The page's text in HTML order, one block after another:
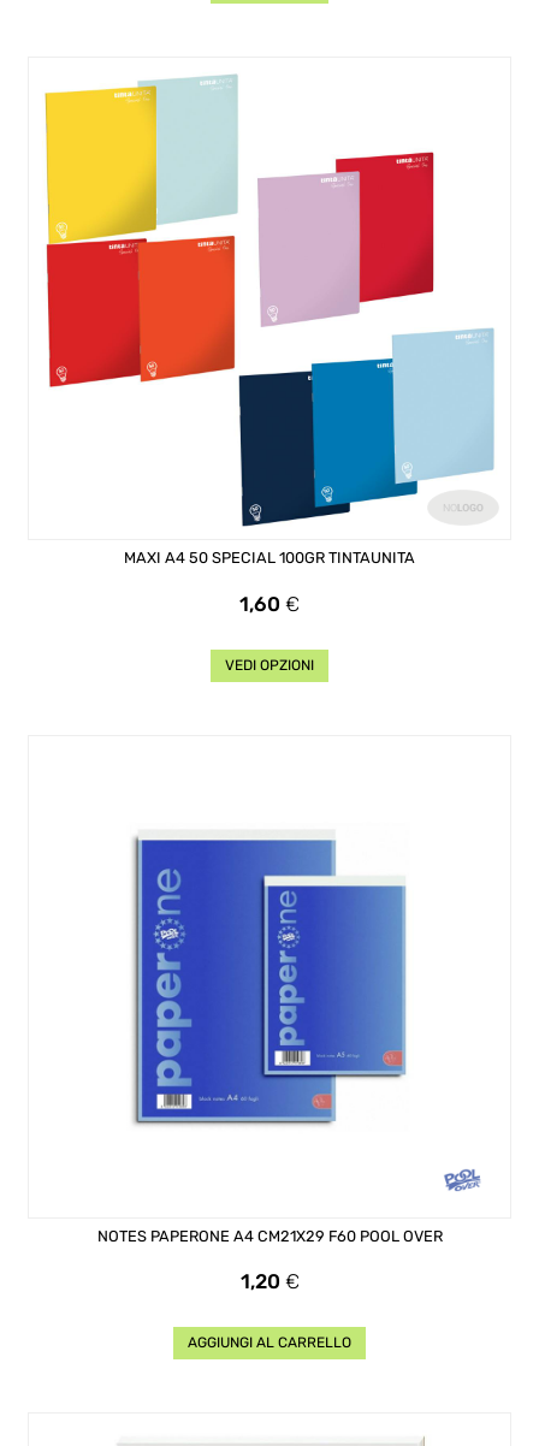
MAXI A4 50 SPECIAL 100GR TINTAUNITA
Prezzo
1,60 €
VEDI OPZIONI
NOTES PAPERONE A4 CM21X29 F60 POOL OVER
Prezzo
1,20 €
AGGIUNGI AL CARRELLO